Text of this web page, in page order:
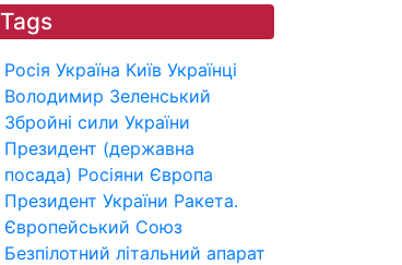
Tags
Росія Україна Київ Українці
Володимир Зеленський
Збройні сили України
Президент (державна
посада) Росіяни Європа
Президент України Ракета.
Європейський Союз
Безпілотний літальний апарат